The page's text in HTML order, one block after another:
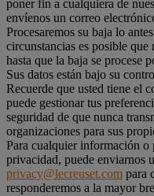
poner fin a cualquiera de
envíenos un correo
Procesaremos su baja lo
circunstancias es posible
hasta que la baja se procese
Sus datos están bajo su
Recuerde que usted tiene el
puede gestionar tus
seguridad de que nunca
organizaciones para sus
Para cualquier información o
privacidad, puede enviarnos
privacy@lecreuset.com para
responderemos a la mayor